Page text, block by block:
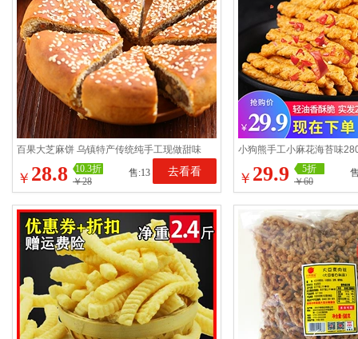
百果大芝麻饼 乌镇特产传统纯手工现做甜味
糕点心大饼400g 大月饼
￥ 28.8
10.3折
￥28
售:13 去看看
小狗熊手工小麻花海苔味
阳特产休闲零食网红香酥
￥ 29.9
5折
￥60